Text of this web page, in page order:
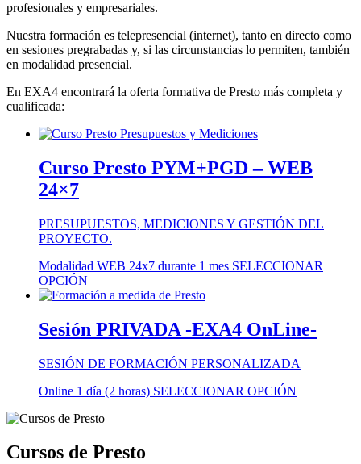
profesionales y empresariales.
Nuestra formación es telepresencial (internet), tanto en directo como
en sesiones pregrabadas y, si las circunstancias lo permiten, también
en modalidad presencial.
En EXA4 encontrará la oferta formativa de Presto más completa y
cualificada:
Curso Presto PYM+PGD – WEB
24×7
PRESUPUESTOS, MEDICIONES Y GESTIÓN DEL
PROYECTO.
Modalidad WEB 24x7 durante 1 mes SELECCIONAR
OPCIÓN
Sesión PRIVADA -EXA4 OnLine-
SESIÓN DE FORMACIÓN PERSONALIZADA
Online 1 día (2 horas) SELECCIONAR OPCIÓN
Cursos de Presto